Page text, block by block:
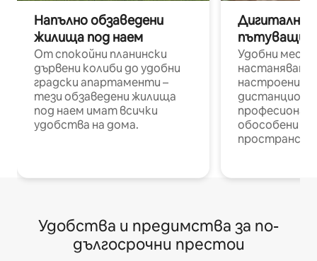
Напълно обзаведени
жилища под наем
От спокойни планински
дървени колиби до удобни
градски апартаменти –
тези обзаведени жилища
под наем имат всички
удобства на дома.
Дигитални
пътуващи
Удобни
настаняване
настроени и
обособени
Удобства и предимства за по-
дългосрочни престои